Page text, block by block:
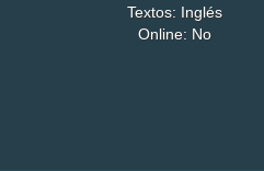
Textos: Inglés
Online: No